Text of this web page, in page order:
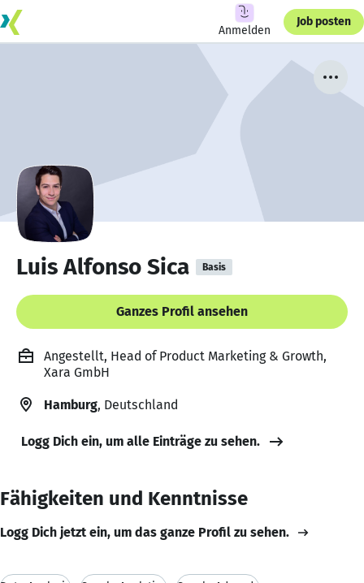
Anmelden
Job posten
Luis Alfonso Sica Basis
Ganzes Profil ansehen
Angestellt, Head of Product Marketing & Growth,
Xara GmbH
Hamburg, Deutschland
Logg Dich ein, um alle Einträge zu sehen.
Fähigkeiten und Kenntnisse
Logg Dich jetzt ein, um das ganze Profil zu sehen.